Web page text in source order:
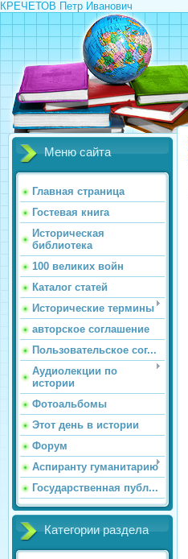
КРЕЧЕТОВ Петр Иванович
Меню сайта
Главная страница
Гостевая книга
Историческая
библиотека
100 великих войн
Каталог статей
Исторические термины
авторское соглашение
Пользовательское сог...
Аудиолекции по
истории
Фотоальбомы
Этот день в истории
Форум
Аспиранту гуманитарию
Государственная публ...
Категории раздела